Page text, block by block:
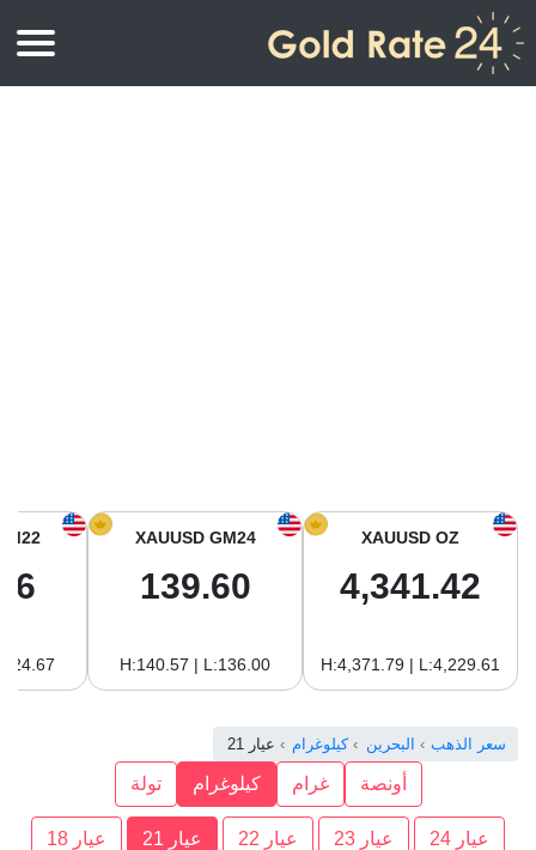
أسعار الذهب في أمريكا الجنوبية
XAUUSD OZ
4,341.42
H:4,371.79 | L:4,229.61
XAUUSD GM24
139.60
H:140.57 | L:136.00
سعر الذهب البحرين كيلوغرام عيار 21
أونصة غرام كيلوغرام تولة
عيار 24 عيار 23 عيار 22 عيار 21 عيار 18